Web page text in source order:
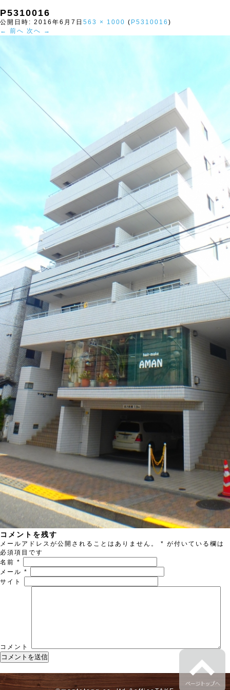
P5310016
公開日時: 2016年6月7日 563 × 1000 ( P5310016 )
← 前へ 次へ →
コメントを残す
メールアドレスが公開されることはありません。 * が付いている欄は
必須項目です
名前 *
メール *
サイト
コメント